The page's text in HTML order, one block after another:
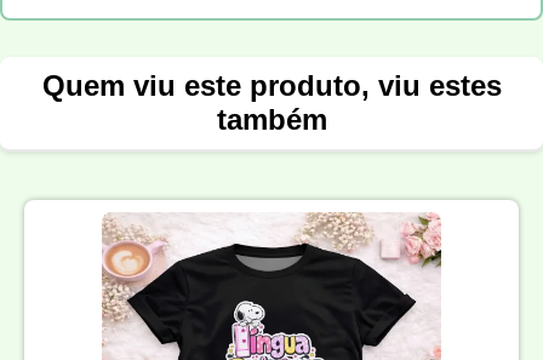
Quem viu este produto, viu estes
também